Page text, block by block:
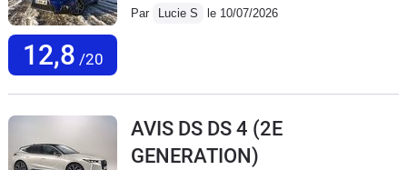
12,8 /20
Par Lucie S le 10/07/2026
AVIS DS DS 4 (2E
GENERATION)